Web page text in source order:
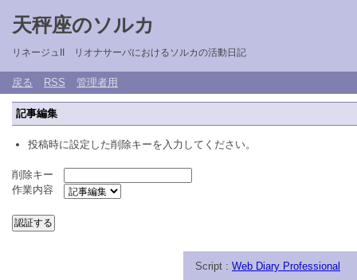
天秤座のソルカ
リネージュII リオナサーバにおけるソルカの活動日記
戻る RSS 管理者用
記事編集
投稿時に設定した削除キーを入力してください。
削除キー
作業内容
Script : Web Diary Professional